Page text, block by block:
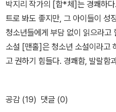
않았던 나. 우리 세 사람은 발광에
봉합해서 아예 없었던 일로 만들어
만 나 역시 아버지 덕분에 ‘자랑스
으로 선생님과 아이들의 관심을
진, 한성제, 최연 등 기진이들과도
풀이 무성한 하천의 빛바랜 보라
는 이곳에서 희주라는 여자 친구를
박지리 작가의 [합*체]는 경쾌하
트로 봐도 좋지만, 그 아이들이 성
청소년들에게 부담 없이 읽으라고
소설 [맨홀]은 청소년 소설이라고
고 권하기 힘들다. 경쾌함, 발랄함
사람의 이야기이기 때문이다.이
제적 개인'이라고 할 수 있고, 소설
공감 (19) 댓글 (0)